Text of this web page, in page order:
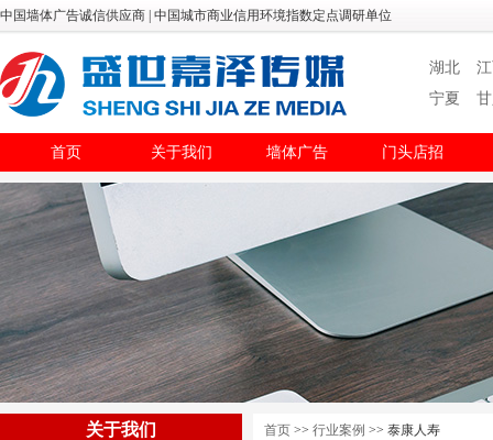
中国墙体广告诚信供应商 | 中国城市商业信用环境指数定点调研单位
湖北
宁夏
首页 关于我们 墙体广告 门头店招
关于我们 首页 >> 行业案例 >> 泰康人寿